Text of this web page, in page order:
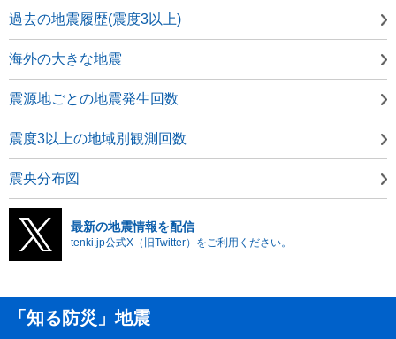
過去の地震履歴(震度3以上)
海外の大きな地震
震源地ごとの地震発生回数
震度3以上の地域別観測回数
震央分布図
最新の地震情報を配信
tenki.jp公式X（旧Twitter）をご利用ください。
「知る防災」地震